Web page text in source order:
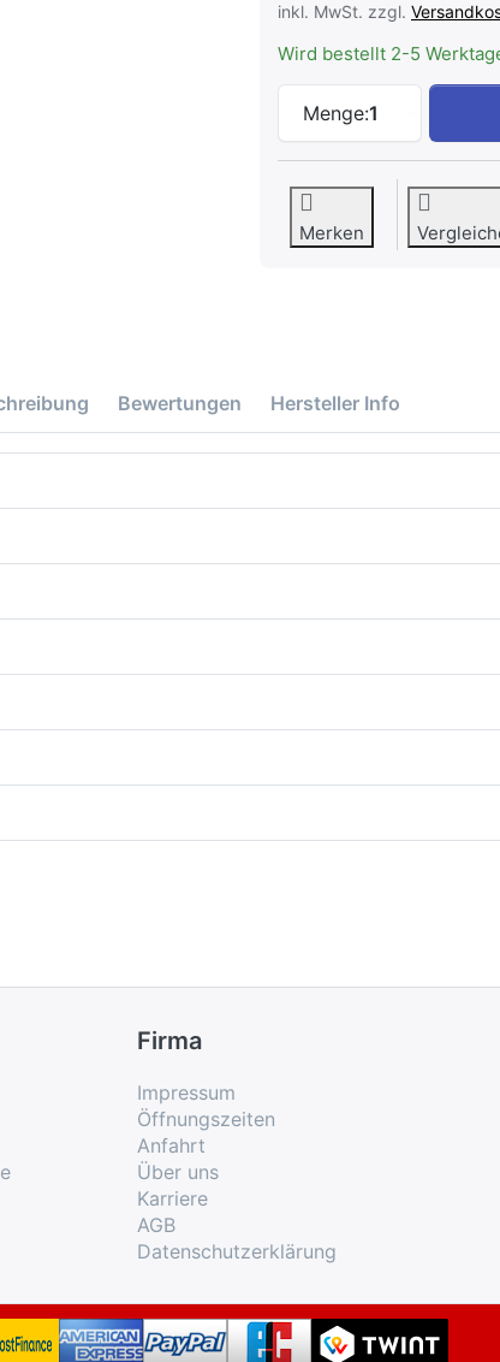
inkl. MwSt. zzgl.
Wird bestellt 2-5
Menge:1
V-ZUG
Merken
Bewertungen Hersteller Info
Firma
Impressum
Öffnungszeiten
Anfahrt
Über uns
Karriere
AGB
Datenschutzerklärung